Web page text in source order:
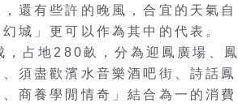
還有些許的晚風，合宜的天氣自
城」更可以作為其中的代表。
，占地280畝，分為迎鳳廣場、鳳
須盡歡濱水音樂酒吧街、詩話鳳
商養學閒情奇」結合為一的消費